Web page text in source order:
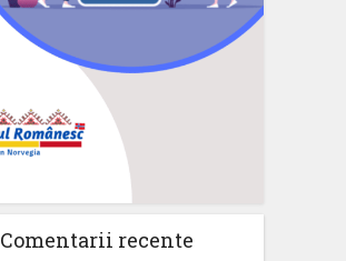
Comentarii recente